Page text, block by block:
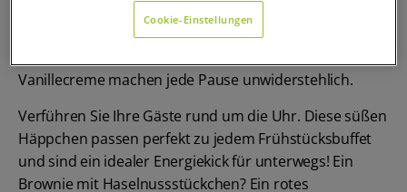
Vom Frühstücksbuffet bis zur Zwischenmahlzeit - süße
Köstlichkeiten wie unser Double Chocolate Chip Cookie
Vanillecreme machen jede Pause unwiderstehlich.
Verführen Sie Ihre Gäste rund um die Uhr. Diese süßen
Häppchen passen perfekt zu jedem Frühstücksbuffet
und sind ein idealer Energiekick für unterwegs! Ein
Brownie mit Haselnussstückchen? Ein rotes
Cookie-Einstellungen